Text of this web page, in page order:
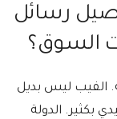
رسائل
السوق؟
⁠الفيب ليس بديل
بكثير. الدولة